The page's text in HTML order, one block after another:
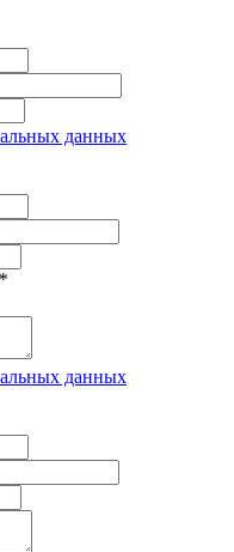
данных
*
данных